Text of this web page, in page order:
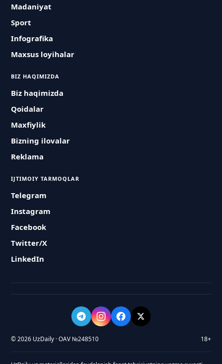
Madaniyat
Sport
Infografika
Maxsus loyihalar
BIZ HAQIMIZDA
Biz haqimizda
Qoidalar
Maxfiylik
Bizning ilovalar
Reklama
IJTIMOIY TARMOQLAR
Telegram
Instagram
Facebook
Twitter/X
LinkedIn
© 2026 UzDaily · OAV №248510 18+